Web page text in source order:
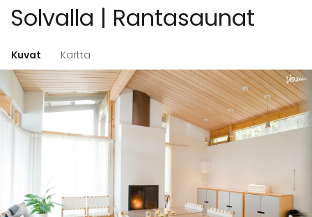
Ilmoita kohteesi
Solvalla | Rantasaunat
Kuvat Kartta